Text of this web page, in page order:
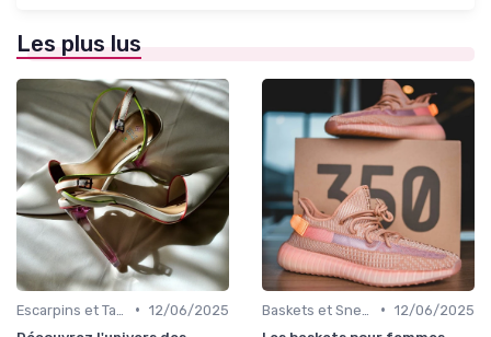
Les plus lus
• 12/06/2025
• 12/06/2025